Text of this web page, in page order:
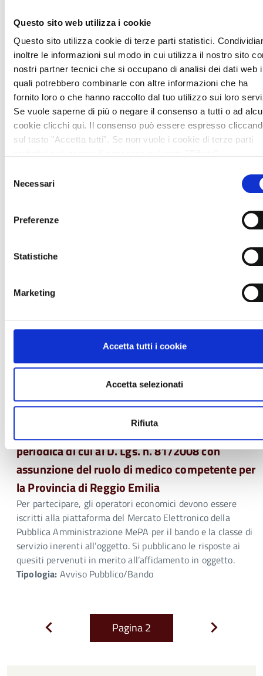
Questo sito web utilizza i cookie
Questo sito utilizza cookie di terze parti statistici.
inoltre le informazioni sul modo in cui utilizza il nostro sito
nostri partner tecnici che si occupano di analisi dei dati web i
quali potrebbero combinarle con altre informazioni che ha
fornito loro o che hanno raccolto dal tuo utilizzo sui loro
Se vuole saperne di più o negare il consenso a tutti o ad
cookie clicchi qui. Il consenso può essere espresso
sul tasto "Accetta tutti". Se non vuole i cookie di terze parti
delNecessari
Preferenze
Statistiche
Marketing
Accetta tutti i cookie
Accetta selezionati
Rifiuta
investimenti”
Si pubblica l’atto amministrativo n. 369 del 27/06/2025
con il quale è stata approvata la graduatoria finale del
concorso in oggetto (codice procedura InPA
P_RE/9_2024).
Tipologia:
Concorso/Selezione
Bando
Stazione Unica Appaltante per conto di I.I.S.
l’affidamento in concessione del servizio di
snack mediante installazione e gestione di 18
presso l’I.I.S. BLAISE PASCAL e l’Istituto SCARUFFI – LEVI
– TRICOLORE, per tre anni a decorrere dalla data di
tramite la Piattaforma telematica SATER. Ai fini della
registrati a SATER, secondo le modalità esplicitate nelle
guide per l’utilizzo della piattaforma, accessibili […]
Gara di appalto
Avviso pubblico per la presentazione del
servizio di sorveglianza sanitaria preventiva e
periodica di cui al D. Lgs. n. 81/2008 con
assunzione del ruolo di medico competente per
la Provincia di Reggio Emilia
Per partecipare, gli operatori economici devono essere
iscritti alla piattaforma del Mercato Elettronico della
Pubblica Amministrazione MePA per il bando e la classe di
servizio inerenti all’oggetto. Si pubblicano le risposte ai
quesiti pervenuti in merito all’affidamento in oggetto.
Tipologia: Avviso Pubblico/Bando
Pagina2